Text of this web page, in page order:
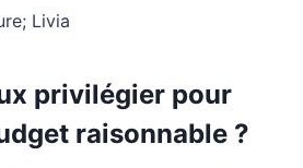
Livia
privilégier pour
raisonnable ?